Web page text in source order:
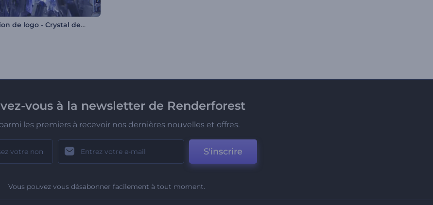
Animation de logo - Crystal de luxe
vous à la newsletter de Renderforest
les premiers à recevoir nos dernières nouvelles et offres.
S'inscrire
Vous pouvez vous désabonner facilement à tout moment.